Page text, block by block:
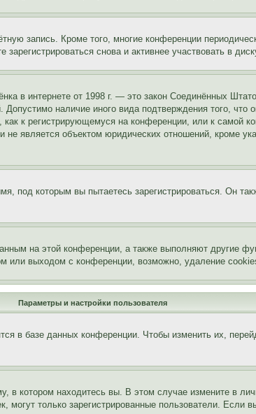
запись. Кроме того, многие конференции
снова и активнее участвовать в
в интернете от 1998 г. — это закон Соединённых
наличие иного вида подтверждения того,
к регистрирующемуся на конференции, или к самой
является объектом юридических отношений, кроме
под которым вы пытаетесь зарегистрироваться. Он
на этой конференции, а также выполняют другие
или выходом с конференции, возможно, удаление
Параметры и настройки пользователя
в базе данных конференции. Чтобы изменить их,
котором находитесь вы. В этом случае измените в
могут только зарегистрированные пользователи. Если